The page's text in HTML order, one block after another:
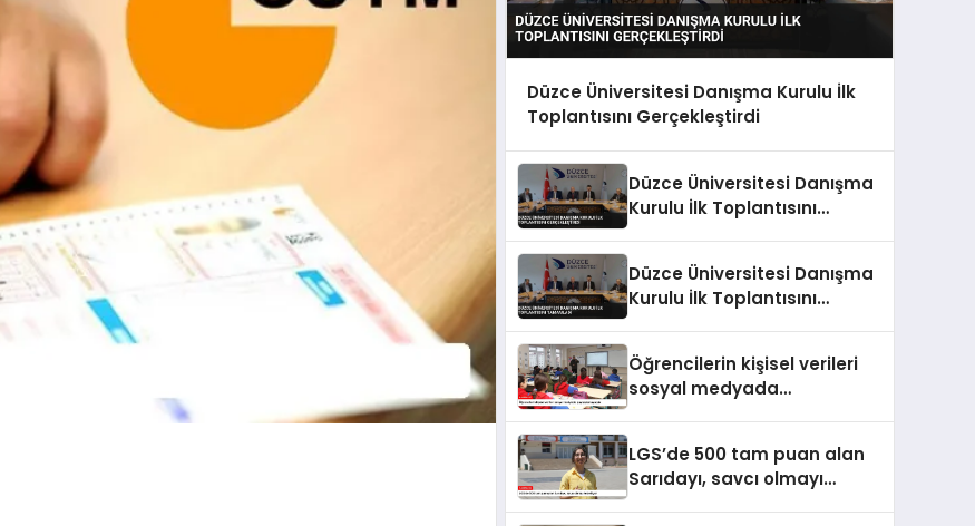
Düzce Üniversitesi Danışma Kurulu İlk
Toplantısını Gerçekleştirdi
Düzce Üniversitesi Danışma
Kurulu İlk Toplantısını
Düzce Üniversitesi Danışma
Kurulu İlk Toplantısını
Öğrencilerin kişisel verileri
sosyal medyada
LGS’de 500 tam puan alan
Sarıdayı, savcı olmayı